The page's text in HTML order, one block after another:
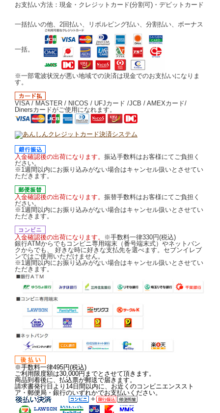
お支払い方法：現金・クレジットカード(分割可)・デビットカード
一括払いの他、2回払い、リボルビング払い、分割払い、ボーナス
一括。
※一部電波状況が悪い地域での決済は現金でのお支払いになりま
す。
VISA / MASTER / NICOS / UFJカード /JCB / AMEXカード/
Dinersカードがご使用になれます。
入金確認後の出荷になります。 振込手数料はお客様にてご負担く
ださい。
※1週間以内にお振り込みがない場合はキャンセル扱いとさせてい
ただきます。
入金確認後の出荷になります。 振替手数料はお客様にてご負担く
ださい。
※1週間以内にお振り込みがない場合はキャンセル扱いとさせてい
ただきます。
入金確認後の出荷になります。
※手数料一律330円(税込)
銀行ATMからでもコンビニ専用端末（番号端末式）やネットバン
クからでも、 好きな時に好きな支払先を選べます。セブンイレブ
ンではご使用いただけません。
※1週間以内にお振り込みがない場合はキャンセル扱いとさせてい
ただきます。
※手数料一律495円(税込)
ご利用限度額は30,000円までとさせて頂きます。
商品到着後に、払込票が郵送で届きます。
請求書発行日より14日間以内に、お近くのコンビニエンススト
ア・郵便局・銀行のいずれかでお支払いください。